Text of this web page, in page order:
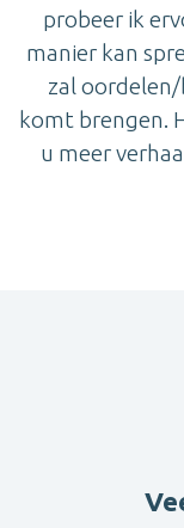
probeer ik
manier kan
zal
komt brengen.
u meer